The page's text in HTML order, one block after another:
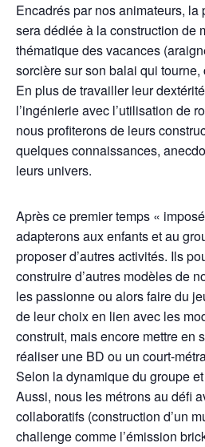
Encadrés par nos animateurs,
sera dédiée à la construction de
thématique des vacances
sorcière sur son balai qui
En plus de travailler leur
l’ingénierie avec l’utilisation de
nous profiterons de leurs
quelques connaissances,
leurs univers.
Après ce premier temps «
adapterons aux enfants et au
proposer d’autres activités. Ils
construire d’autres modèles de
les passionne ou alors faire du
de leur choix en lien avec les
construit, mais encore mettre en
réaliser une BD ou un court-
Selon la dynamique du groupe
Aussi, nous les métrons au défi
collaboratifs (construction d’un
challenge comme l’émission